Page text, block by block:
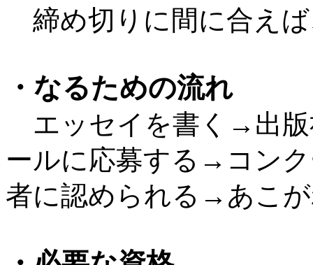
締め切りに間に合え
・なるための流れ
エッセイを書く→出版
ールに応募する→コン
者に認められる→あこ